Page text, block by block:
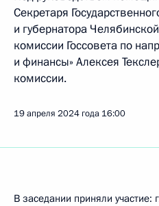
Секретаря
и губернатора
комиссии Госсовета по
и финансы» Алексея
комиссии.
19 апреля 2024 года 16:00
В заседании приняли участие: